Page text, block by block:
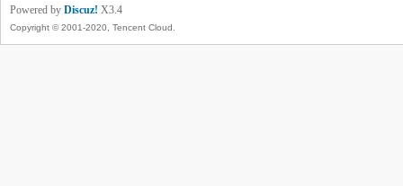
Powered by Discuz! X3.4
Copyright © 2001-2020, Tencent Cloud.